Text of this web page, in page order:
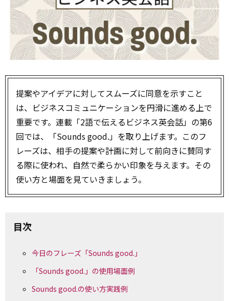
提案やアイデアに対してスムーズに同意を示すこと
は、ビジネスコミュニケーションを円滑に進める上で
重要です。連載「2語で伝えるビジネス英会話」の第6
回では、「Sounds good.」を取り上げます。このフ
レーズは、相手の提案や計画に対して前向きに賛同す
る際に使われ、自然で柔らかい印象を与えます。その
使い方と場面を見ていきましょう。
目次
今日のフレーズ「Sounds good.」
「Sounds good.」の使用場面例
Sounds good.の使い方実践例